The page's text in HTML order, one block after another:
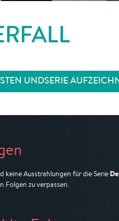
UNDSERIE
keine Ausstrahlungen für die Serie
Folgen zu verpassen.